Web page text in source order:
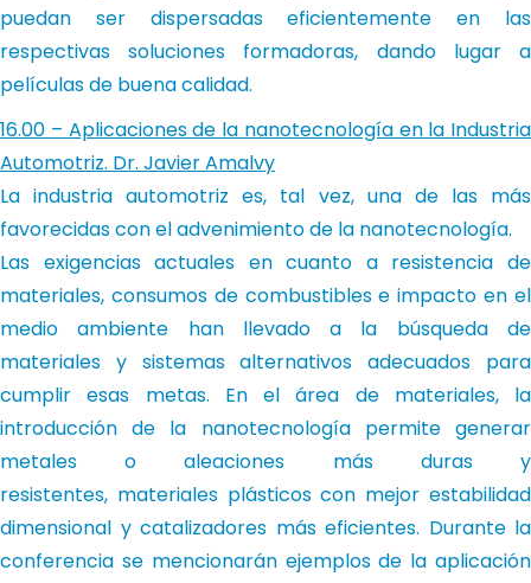
puedan ser dispersadas eficientemente en las
respectivas soluciones formadoras, dando lugar a
películas de buena calidad.
16.00 – Aplicaciones de la nanotecnología en la Industria
Automotriz. Dr. Javier Amalvy
La industria automotriz es, tal vez, una de las más
favorecidas con el advenimiento de la nanotecnología.
Las exigencias actuales en cuanto a resistencia de
materiales, consumos de combustibles e impacto en el
medio ambiente han llevado a la búsqueda de
materiales y sistemas alternativos adecuados para
cumplir esas metas. En el área de materiales, la
introducción de la nanotecnología permite generar
metales o aleaciones más duras y
resistentes, materiales plásticos con mejor estabilidad
dimensional y catalizadores más eficientes. Durante la
conferencia se mencionarán ejemplos de la aplicación